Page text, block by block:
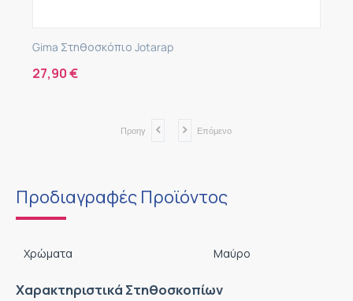
Gima Στηθοσκόπιο Jotarap
27,90€
Προηγ Επόμενο
Προδιαγραφές Προϊόντος
Χρώματα Μαύρο
Χαρακτηριστικά Στηθοσκοπίων